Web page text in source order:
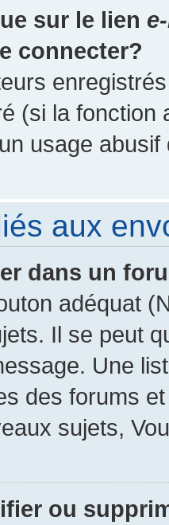
sur le lien
connecter?
(si la fonction
usage
aux
dans un
adéquat
Il se peut
Une
des forums
sujets,
ou